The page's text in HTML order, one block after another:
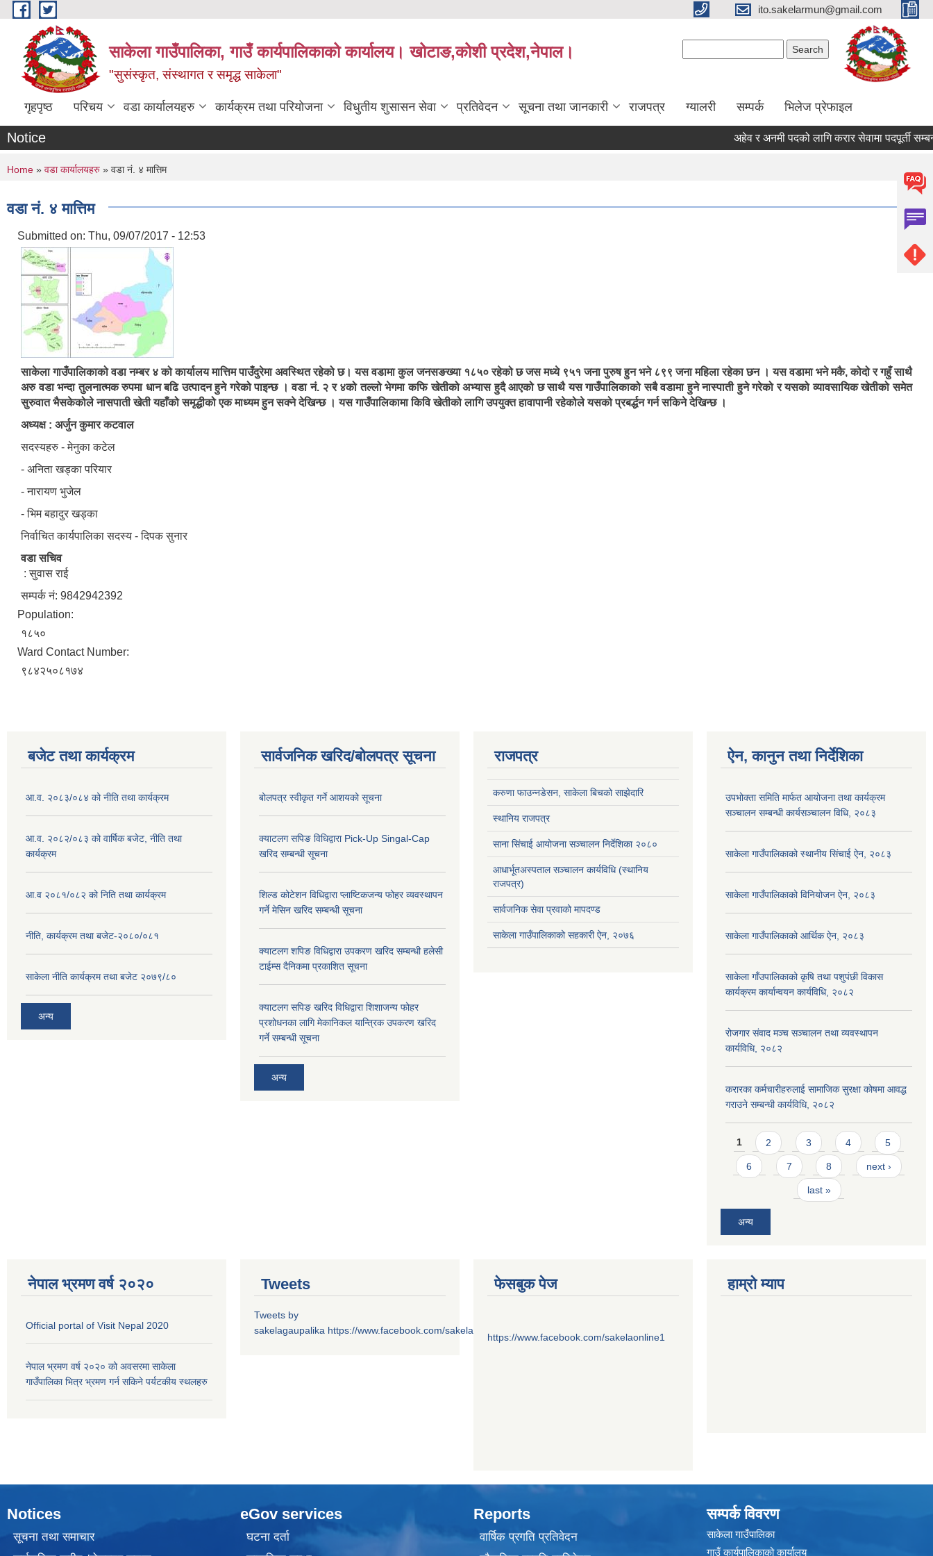
Skip to main content ito.sakelarmun@gmail.com
साकेला गाउँपालिका, गाउँ कार्यपालिकाको कार्यालय। खोटाङ,कोशी प्रदेश,नेपाल।
"सुसंस्कृत, संस्थागत र समृद्ध साकेला"
गृहपृष्ठ परिचय वडा कार्यालयहरु कार्यक्रम तथा परियोजना विधुतीय शुसासन सेवा प्रतिवेदन सूचना तथा जानकारी राजपत्र ग्यालरी सम्पर्क भिलेज प्रेफाइल
Notice अहेव र अनमी पदको लागि करार सेवामा पदपूर्ती सम्बन्धी
You are here
Home » वडा कार्यालयहरु » वडा नं. ४ मात्तिम
वडा नं. ४ मात्तिम
Submitted on: Thu, 09/07/2017 - 12:53
साकेला गाउँपालिकाको वडा नम्बर ४ को कार्यालय मात्तिम पाउँदुरेमा अवस्थित रहेको छ। यस वडामा कुल जनसङख्या १८५० रहेको छ जस मध्ये ९५१ जना पुरुष हुन भने ८९९ जना महिला रहेका छन । यस वडामा भने मकै, कोदो र गहुँ साथै
अरु वडा भन्दा तुलनात्मक रुपमा धान बढि उत्पादन हुने गरेको पाइन्छ । वडा नं. २ र ४को तल्लो भेगमा कफि खेतीको अभ्यास हुदै आएको छ साथै यस गाउँपालिकाको सबै वडामा हुने नास्पाती हुने गरेको र यसको व्यावसायिक खेतीको समेत
सुरुवात भैसकेकोले नासपाती खेती यहाँको समृद्धीको एक माध्यम हुन सक्ने देखिन्छ । यस गाउँपालिकामा किवि खेतीको लागि उपयुक्त हावापानी रहेकोले यसको प्रबर्द्धन गर्न सकिने देखिन्छ ।
अध्यक्ष : अर्जुन कुमार कटवाल
सदस्यहरु - मेनुका कटेल
- अनिता खड्का परियार
- नारायण भुजेल
- भिम बहादुर खड्का
निर्वाचित कार्यपालिका सदस्य - दिपक सुनार
वडा सचिव
: सुवास राई
सम्पर्क नं: 9842942392
Population:
१८५०
Ward Contact Number:
९८४२५०८१७४
बजेट तथा कार्यक्रम
आ.व. २०८३/०८४ को नीति तथा कार्यक्रम
आ.व. २०८२/०८३ को वार्षिक बजेट, नीति तथा
कार्यक्रम
आ.व २०८१/०८२ को निति तथा कार्यक्रम
नीति, कार्यक्रम तथा बजेट-२०८०/०८१
साकेला नीति कार्यक्रम तथा बजेट २०७९/८०
अन्य
सार्वजनिक खरिद/बोलपत्र सूचना
बोलपत्र स्वीकृत गर्ने आशयको सूचना
क्याटलग सपिङ विधिद्वारा Pick-Up Singal-Cap
खरिद सम्बन्धी सूचना
शिल्ड कोटेशन विधिद्वारा प्लाष्टिकजन्य फोहर व्यवस्थापन
गर्ने मेसिन खरिद सम्बन्धी सूचना
क्याटलग शपिङ विधिद्वारा उपकरण खरिद सम्बन्धी हलेसी
टाईम्स दैनिकमा प्रकाशित सूचना
क्याटलग सपिङ खरिद विधिद्वारा शिशाजन्य फोहर
प्रशोधनका लागि मेकानिकल यान्त्रिक उपकरण खरिद
गर्ने सम्बन्धी सूचना
अन्य
राजपत्र
करुणा फाउन्नडेसन, साकेला बिचको साझेदारि
स्थानिय राजपत्र
साना सिंचाई आयोजना सञ्चालन निर्देशिका २०८०
आधार्भूतअस्पताल सञ्चालन कार्यविधि (स्थानिय
राजपत्र)
सार्वजनिक सेवा प्रवाको मापदण्ड
साकेला गाउँपालिकाको सहकारी ऐन, २०७६
ऐन, कानुन तथा निर्देशिका
उपभोक्ता समिति मार्फत आयोजना तथा कार्यक्रम
सञ्चालन सम्बन्धी कार्यसञ्चालन विधि, २०८३
साकेला गाउँपालिकाको स्थानीय सिंचाई ऐन, २०८३
साकेला गाउँपालिकाको विनियोजन ऐन, २०८३
साकेला गाउँपालिकाको आर्थिक ऐन, २०८३
साकेला गाँउपालिकाको कृषि तथा पशुपंछी विकास
कार्यक्रम कार्यान्वयन कार्यविधि, २०८२
रोजगार संवाद मञ्च सञ्चालन तथा व्यवस्थापन
कार्यविधि, २०८२
करारका कर्मचारीहरुलाई सामाजिक सुरक्षा कोषमा आवद्ध
गराउने सम्बन्धी कार्यविधि, २०८२
Pages
1 2 3 4 5
6 7 8 next ›
last »
अन्य
नेपाल भ्रमण वर्ष २०२०
Official portal of Visit Nepal 2020
नेपाल भ्रमण वर्ष २०२० को अवसरमा साकेला
गाउँपालिका भित्र भ्रमण गर्न सकिने पर्यटकीय स्थलहरु
Tweets
Tweets by
sakelagaupalika https://www.facebook.com/sakelaonline1
फेसबुक पेज
https://www.facebook.com/sakelaonline1
हाम्राे म्याप
Notices
सूचना तथा समाचार
eGov services
घटना दर्ता
Reports
वार्षिक प्रगति प्रतिवेदन
सम्पर्क विवरण
साकेला गाउँपालिका
गाउँ कार्यपालिकाको कार्यालय